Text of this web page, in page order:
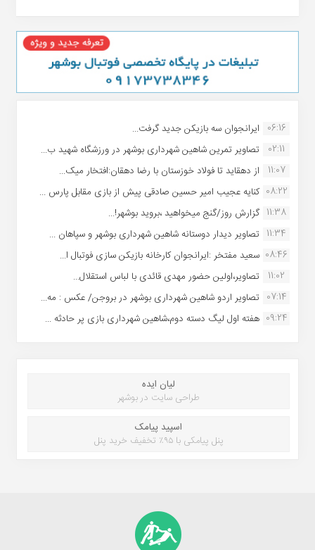
06:16 ایرانجوان سه بازیکن جدید گرفت...
02:11
تصاویر تمرین شاهین شهردارى بوشهر در ورزشگاه شهید ب...
11:07
از دهقاید تا فولاد خوزستان با رضا دهقان:افتخار میک...
08:22 کنایه عجیب امیر حسین صادقی پیش از بازی مقابل پارس ...
11:38 گزارش روز/گنج میخواهید ،بروید بوشهر!...
11:34 تصاویر دیدار دوستانه شاهین شهردارى بوشهر و سپاهان ...
08:46 سعید مفتخر :ایرانجوان کارخانه بازیکن سازی فوتبال ا...
11:02
تصاویر،اولین حضور مهدی قائدی با لباس استقلال...
07:14 تصاویر اردو شاهین شهرداری بوشهر در بروجن/ عکس : مه...
09:24 هفته اول لیگ دسته دوم،شاهین شهرداری بازی پر حادثه ...
لیان ایده
طراحی سایت در بوشهر
اسپید پیامک
پنل پیامکی با ۹۵٪ تخفیف خرید پنل